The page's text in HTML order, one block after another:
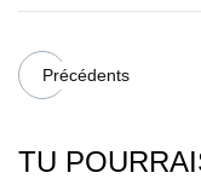
Précédents
TU